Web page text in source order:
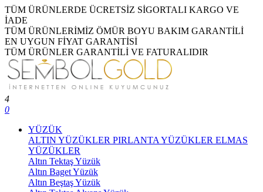
TÜM ÜRÜNLERDE ÜCRETSİZ SİGORTALI KARGO VE
İADE
TÜM ÜRÜNLERİMİZ ÖMÜR BOYU BAKIM GARANTİLİ
EN UYGUN FİYAT GARANTİSİ
TÜM ÜRÜNLER GARANTİLİ VE FATURALIDIR
4
0
YÜZÜK
ALTIN YÜZÜKLER PIRLANTA YÜZÜKLER ELMAS
YÜZÜKLER
Altın Tektaş Yüzük
Altın Baget Yüzük
Altın Beştaş Yüzük